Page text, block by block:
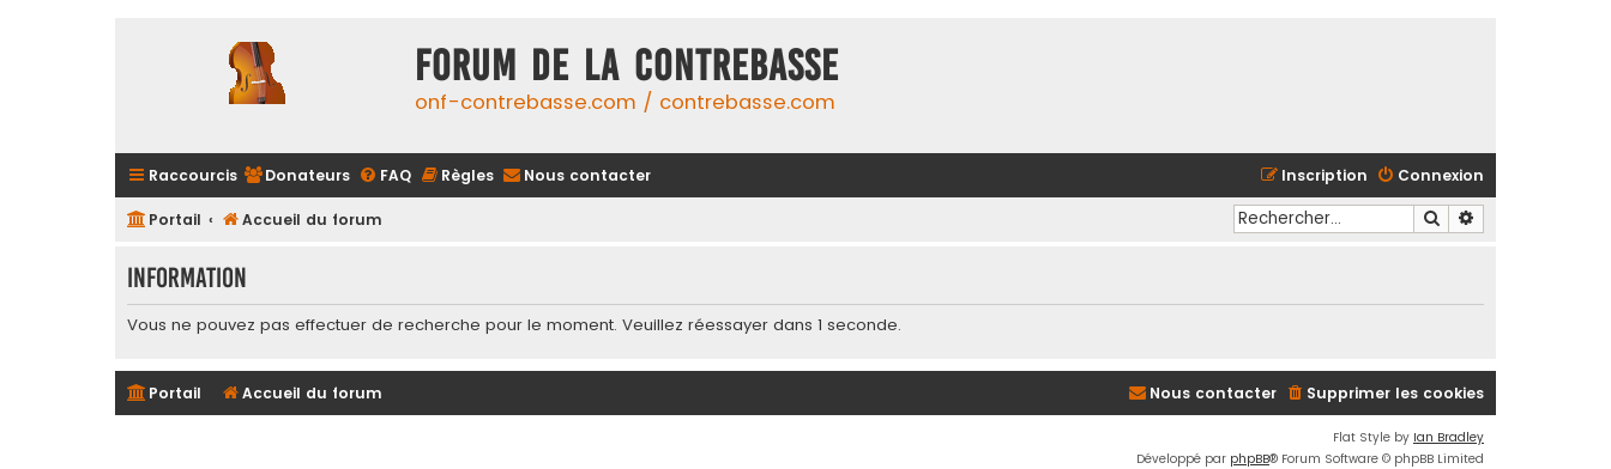
FORUM DE LA CONTREBASSE
onf-contrebasse.com / contrebasse.com
Raccourcis Donateurs FAQ Règles Nous contacter Connexion
Inscription
Portail Accueil du forum Rechercher
Information
Vous ne pouvez pas effectuer de recherche pour le moment. Veuillez réessayer dans 1 seconde.
Portail Accueil du forum Supprimer les cookies
Nous contacter
Flat Style by Ian Bradley
Développé par phpBB® Forum Software © phpBB Limited